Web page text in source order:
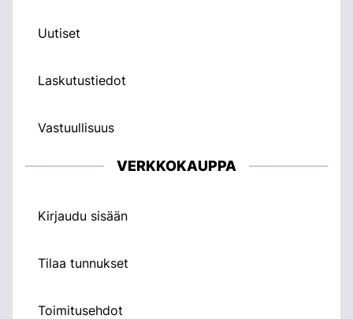
Uutiset
Laskutustiedot
Vastuullisuus
VERKKOKAUPPA
Kirjaudu sisään
Tilaa tunnukset
Toimitusehdot